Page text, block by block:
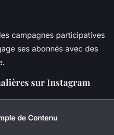
campagnes participatives
ses abonnés avec des
sur Instagram
de Contenu